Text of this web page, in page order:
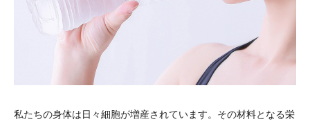
私たちの身体は日々細胞が増産されています。その材料となる栄